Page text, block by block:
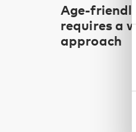
Age-
requires a
approach